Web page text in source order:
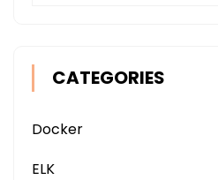
CATEGORIES
Docker
ELK